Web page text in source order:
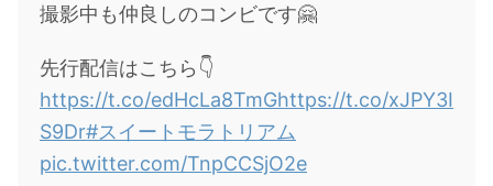
撮影中も仲良しのコンビです🤗
先行配信はこちら👇
https://t.co/edHcLa8TmGhttps://t.co/xJPY3I
S9Dr#スイートモラトリアム
pic.twitter.com/TnpCCSjO2e